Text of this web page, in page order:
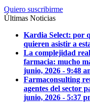
Quiero suscribirme
Últimas Noticias
Kardia Select: por
quieren asistir a
La complejidad
farmacia: mucho
junio, 2026 - 9:48
Farmaconsulting
agentes del sector
junio, 2026 - 5:37